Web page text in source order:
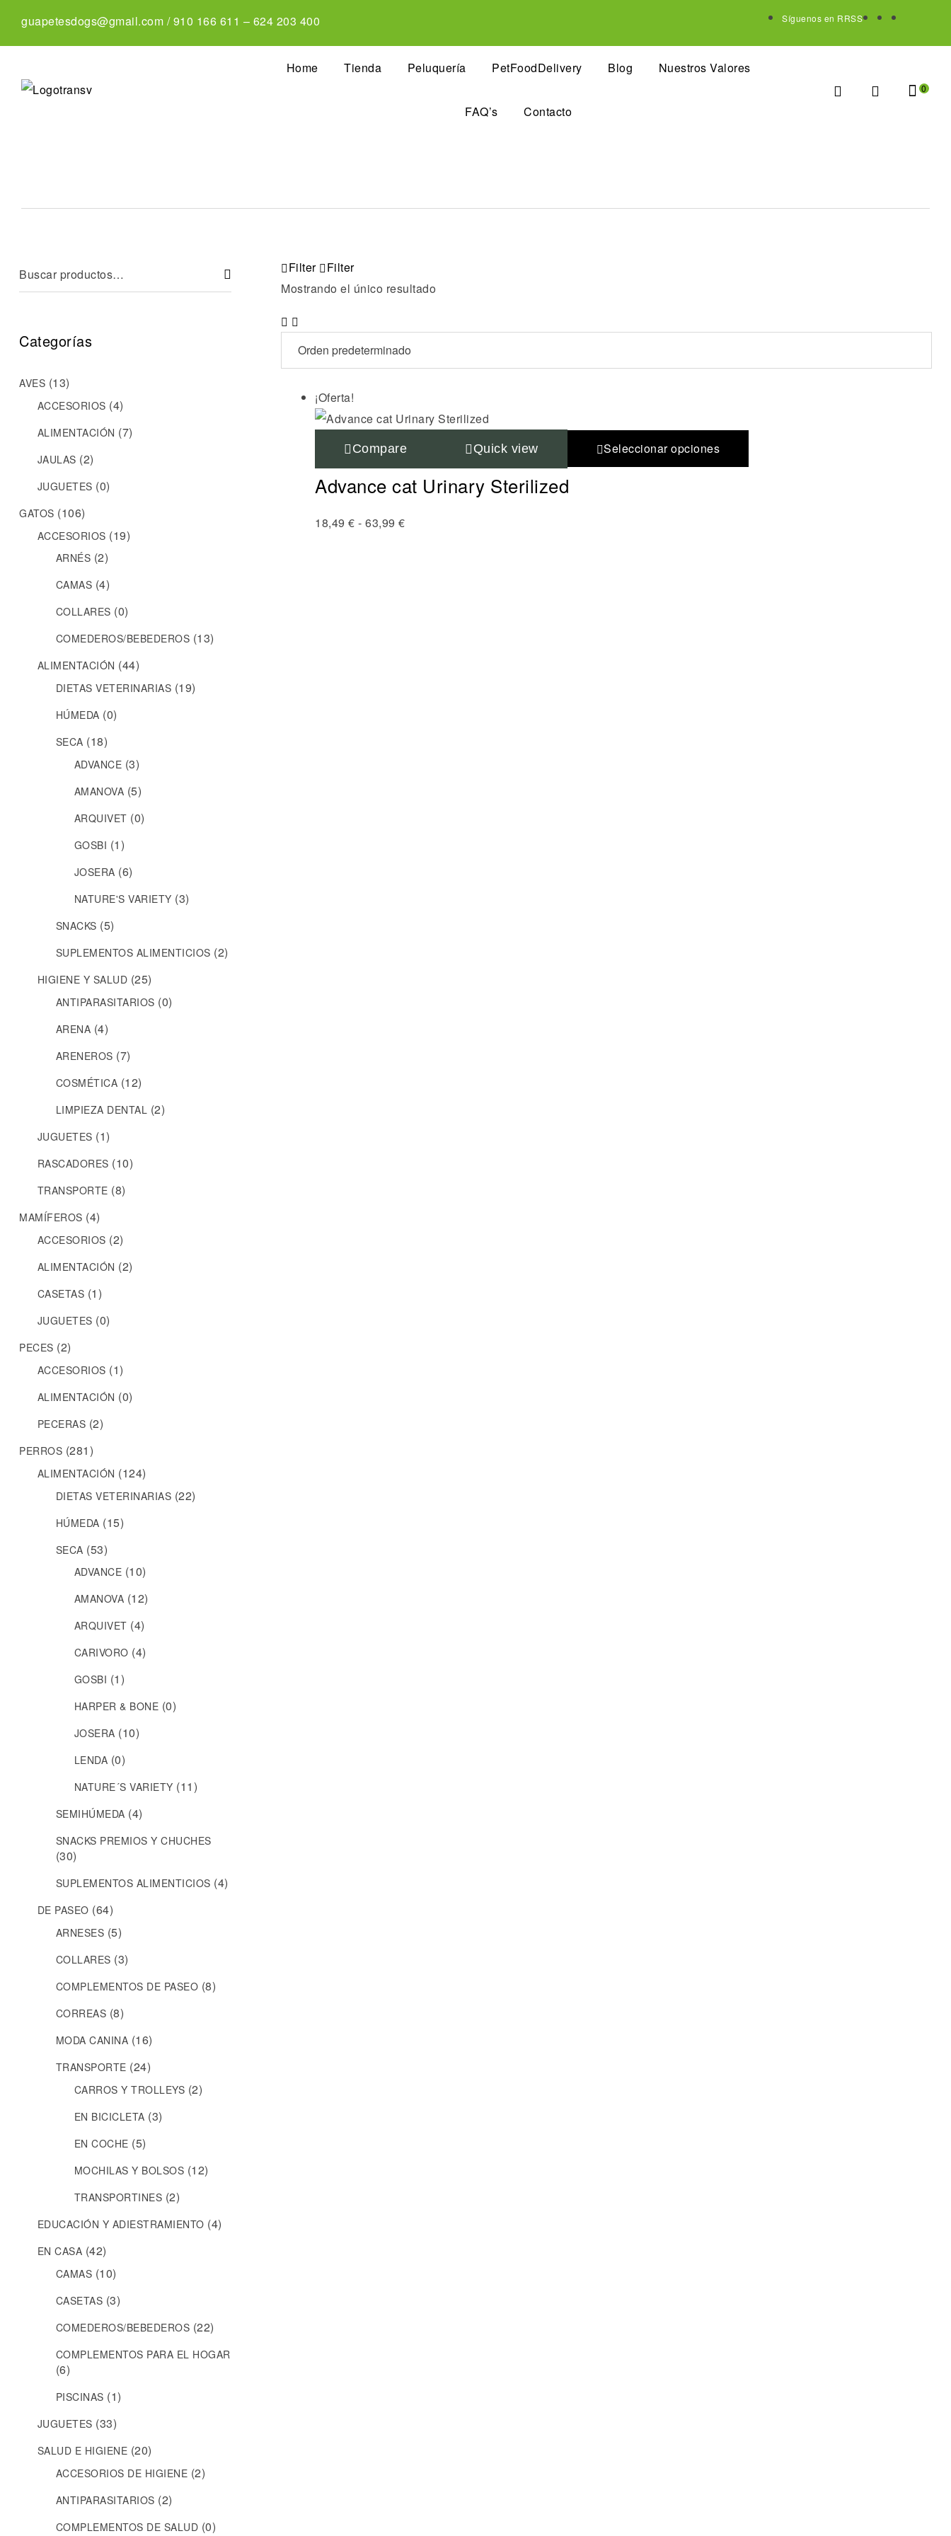
guapetesdogs@gmail.com /910 166 611 – 624 203 400 Síguenos en RRSS
Home Tienda Peluquería PetFoodDelivery Blog Nuestros Valores
FAQ’s Contacto
0
Filter
Filter
Mostrando el único resultado
¡Oferta!
Compare Quick view Seleccionar opciones
Advance cat Urinary Sterilized
18,49 € - 63,99 €
Categorías
AVES (13)
ACCESORIOS (4)
ALIMENTACIÓN (7)
JAULAS (2)
JUGUETES (0)
GATOS (106)
ACCESORIOS (19)
ARNÉS (2)
CAMAS (4)
COLLARES (0)
COMEDEROS/BEBEDEROS (13)
ALIMENTACIÓN (44)
DIETAS VETERINARIAS (19)
HÚMEDA (0)
SECA (18)
ADVANCE (3)
AMANOVA (5)
ARQUIVET (0)
GOSBI (1)
JOSERA (6)
NATURE'S VARIETY (3)
SNACKS (5)
SUPLEMENTOS ALIMENTICIOS (2)
HIGIENE Y SALUD (25)
ANTIPARASITARIOS (0)
ARENA (4)
ARENEROS (7)
COSMÉTICA (12)
LIMPIEZA DENTAL (2)
JUGUETES (1)
RASCADORES (10)
TRANSPORTE (8)
MAMÍFEROS (4)
ACCESORIOS (2)
ALIMENTACIÓN (2)
CASETAS (1)
JUGUETES (0)
PECES (2)
ACCESORIOS (1)
ALIMENTACIÓN (0)
PECERAS (2)
PERROS (281)
ALIMENTACIÓN (124)
DIETAS VETERINARIAS (22)
HÚMEDA (15)
SECA (53)
ADVANCE (10)
AMANOVA (12)
ARQUIVET (4)
CARIVORO (4)
GOSBI (1)
HARPER & BONE (0)
JOSERA (10)
LENDA (0)
NATURE´S VARIETY (11)
SEMIHÚMEDA (4)
SNACKS PREMIOS Y CHUCHES
(30)
SUPLEMENTOS ALIMENTICIOS (4)
DE PASEO (64)
ARNESES (5)
COLLARES (3)
COMPLEMENTOS DE PASEO (8)
CORREAS (8)
MODA CANINA (16)
TRANSPORTE (24)
CARROS Y TROLLEYS (2)
EN BICICLETA (3)
EN COCHE (5)
MOCHILAS Y BOLSOS (12)
TRANSPORTINES (2)
EDUCACIÓN Y ADIESTRAMIENTO (4)
EN CASA (42)
CAMAS (10)
CASETAS (3)
COMEDEROS/BEBEDEROS (22)
COMPLEMENTOS PARA EL HOGAR
(6)
PISCINAS (1)
JUGUETES (33)
SALUD E HIGIENE (20)
ACCESORIOS DE HIGIENE (2)
ANTIPARASITARIOS (2)
COMPLEMENTOS DE SALUD (0)